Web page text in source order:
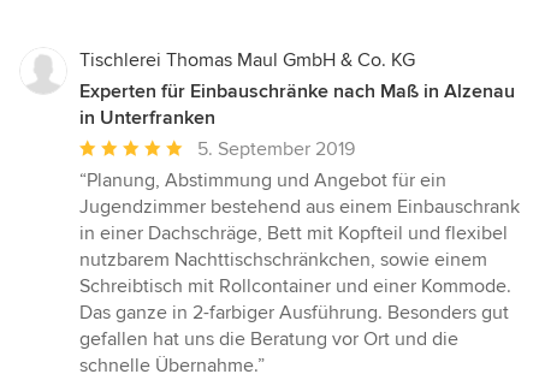
Tischlerei Thomas Maul GmbH & Co. KG
Experten für Einbauschränke nach Maß in Alzenau
in Unterfranken
Durchschnittliche
Bewertung:
5
von
5
Sternen
5. September 2019
“Planung, Abstimmung und Angebot für ein
Jugendzimmer bestehend aus einem Einbauschrank
in einer Dachschräge, Bett mit Kopfteil und flexibel
nutzbarem Nachttischschränkchen, sowie einem
Schreibtisch mit Rollcontainer und einer Kommode.
Das ganze in 2-farbiger Ausführung. Besonders gut
gefallen hat uns die Beratung vor Ort und die
schnelle Übernahme.”